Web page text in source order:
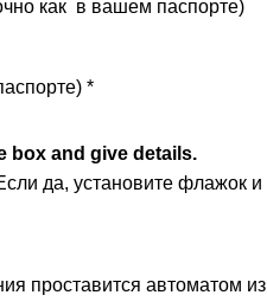
как в вашем паспорте)
*
box and give details.
да, установите флажок
проставится автоматом